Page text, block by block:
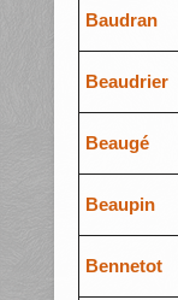
Baudran
Beaudrier
Beaugé
Beaupin
Bennetot